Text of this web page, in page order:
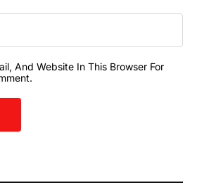
And Website In This Browser For